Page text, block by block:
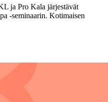
ja Pro Kala järjestävät
-seminaarin. Kotimaisen